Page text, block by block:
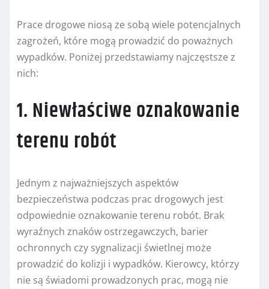
Prace drogowe niosą ze sobą wiele potencjalnych
zagrożeń, które mogą prowadzić do poważnych
wypadków. Poniżej przedstawiamy najczęstsze z
nich:
1. Niewłaściwe oznakowanie
terenu robót
Jednym z najważniejszych aspektów
bezpieczeństwa podczas prac drogowych jest
odpowiednie oznakowanie terenu robót. Brak
wyraźnych znaków ostrzegawczych, barier
ochronnych czy sygnalizacji świetlnej może
prowadzić do kolizji i wypadków. Kierowcy, którzy
nie są świadomi prowadzonych prac, mogą nie